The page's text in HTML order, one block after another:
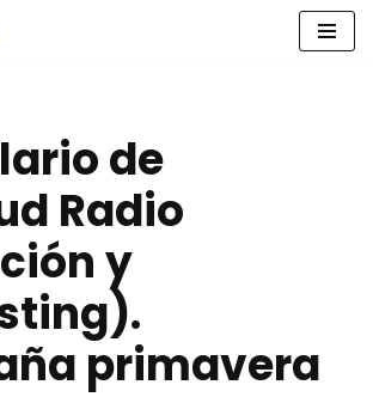
de
Radio
y
primavera